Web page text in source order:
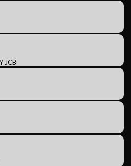
JCB